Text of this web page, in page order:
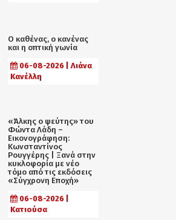
Ο καθένας, ο κανένας
και η οπτική γωνία
06-08-2026 | Λιάνα
Κανέλλη
«Άλκης ο ψεύτης» του
Φώντα Λάδη –
Εικονογράφηση:
Κωνσταντίνος
Ρουγγέρης | Ξανά στην
κυκλοφορία με νέο
τόμο από τις εκδόσεις
«Σύγχρονη Εποχή»
06-08-2026 |
Κατιούσα